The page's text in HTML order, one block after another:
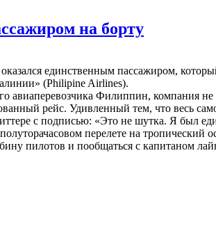
на борту
единственным пассажиром,
(Philipine Airlines).
авиаперевозчика Филиппин, компания не
рейс. Удивленный тем, что весь
с подписью: «Это не шутка. Я был
перелете на тропический
пилотов и пообщаться с капитаном